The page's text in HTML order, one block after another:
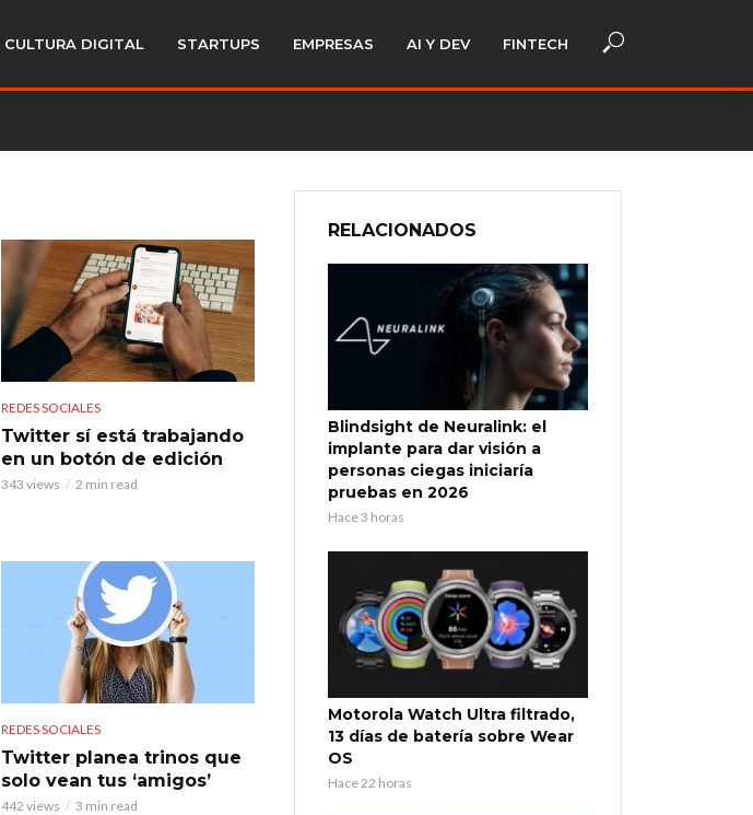
CULTURA DIGITAL STARTUPS EMPRESAS AI Y DEV FINTECH
REDES SOCIALES
Twitter sí está trabajando
en un botón de edición
343 views 2 min read
REDES SOCIALES
Twitter planea trinos que
solo vean tus ‘amigos’
442 views 3 min read
RELACIONADOS
Blindsight de Neuralink: el
implante para dar visión a
personas ciegas iniciaría
pruebas en 2026
Hace 3 horas
Motorola Watch Ultra filtrado,
13 días de batería sobre Wear
OS
Hace 22 horas